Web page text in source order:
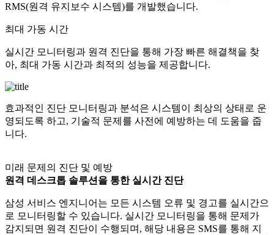
RMS(원격 유지보수 시스템)를 개발했습니다.
최대 가동 시간
실시간 모니터링과 원격 진단을 통해 가장 빠른 해결책을 찾
아, 최대 가동 시간과 최적의 성능을 제공합니다.
효과적인 진단 모니터링과 분석은 시스템이 최상의 상태로 운
영되도록 하고, 기술적 문제를 사전에 예방하는 데 도움을 줍
니다.
미래 문제의 진단 및 예방
원격 데스크톱 솔루션을 통한 실시간 진단
삼성 서비스 엔지니어는 모든 시스템 오류 및 경고를 실시간으
로 모니터링할 수 있습니다. 실시간 모니터링을 통해 문제가
감지되면 원격 진단이 수행되며, 해당 내용은 SMS를 통해 지